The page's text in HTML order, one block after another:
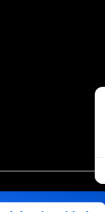
· Sitemap